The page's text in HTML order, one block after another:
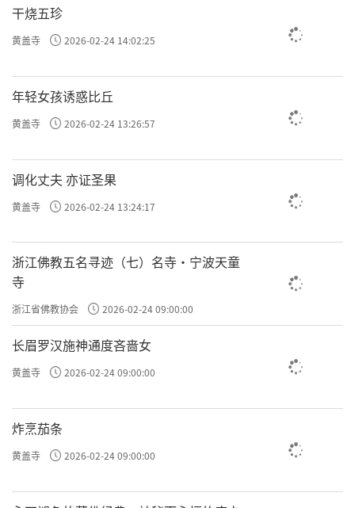
干烧五珍
黄盖寺 2026-02-24 14:02:25
年轻女孩诱惑比丘
黄盖寺 2026-02-24 13:26:57
调化丈夫 亦证圣果
黄盖寺 2026-02-24 13:24:17
浙江佛教五名寻迹（七）名寺·宁波天童
寺
浙江省佛教协会 2026-02-24 09:00:00
长眉罗汉施神通度吝啬女
黄盖寺 2026-02-24 09:00:00
炸烹茄条
黄盖寺 2026-02-24 09:00:00